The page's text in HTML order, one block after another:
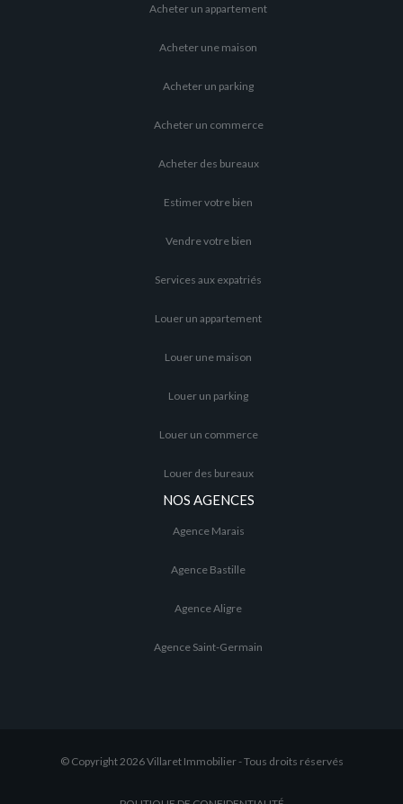
Acheter un appartement
Acheter une maison
Acheter un parking
Acheter un commerce
Acheter des bureaux
Estimer votre bien
Vendre votre bien
Services aux expatriés
Louer un appartement
Louer une maison
Louer un parking
Louer un commerce
Louer des bureaux
NOS AGENCES
Agence Marais
Agence Bastille
Agence Aligre
Agence Saint-Germain
© Copyright 2026 Villaret Immobilier - Tous droits réservés